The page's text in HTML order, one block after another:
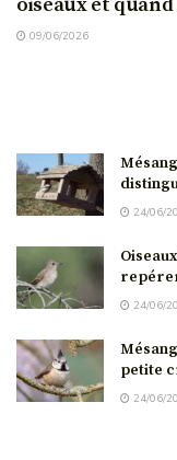
09/06/2026
24/06/
24/06/
petite
24/06/